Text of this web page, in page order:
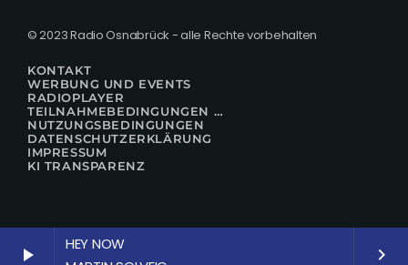
play_arrow
HEY NOW
keyboard_arrow_right
© 2023 Radio Osnabrück - alle Rechte vorbehalten
KONTAKT
WERBUNG UND EVENTS
RADIOPLAYER
TEILNAHMEBEDINGUNGEN FÜR GEWINNSPIELE
NUTZUNGSBEDINGUNGEN
DATENSCHUTZERKLÄRUNG
IMPRESSUM
KI TRANSPARENZ